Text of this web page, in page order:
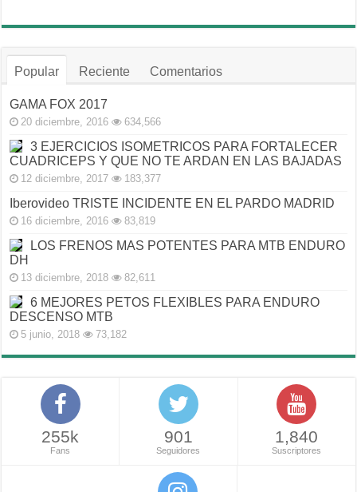
Popular Reciente Comentarios
GAMA FOX 2017
20 diciembre, 2016 634,566
3 EJERCICIOS ISOMETRICOS PARA FORTALECER
CUADRICEPS Y QUE NO TE ARDAN EN LAS BAJADAS
12 diciembre, 2017 183,377
Iberovideo TRISTE INCIDENTE EN EL PARDO MADRID
16 diciembre, 2016 83,819
LOS FRENOS MAS POTENTES PARA MTB ENDURO
DH
13 diciembre, 2018 82,611
6 MEJORES PETOS FLEXIBLES PARA ENDURO
DESCENSO MTB
5 junio, 2018 73,182
255k
Fans
901
Seguidores
1,840
Suscriptores